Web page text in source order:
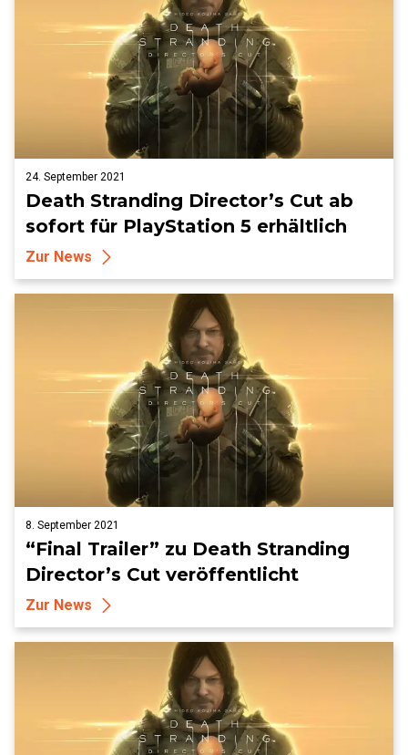
24. September 2021
Death Stranding Director’s Cut ab
sofort für PlayStation 5 erhältlich
Zur News
8. September 2021
“Final Trailer” zu Death Stranding
Director’s Cut veröffentlicht
Zur News